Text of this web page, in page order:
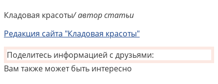
Кладовая красоты/ автор статьи
Редакция сайта "Кладовая красоты"
Поделитесь информацией с друзьями:
Вам также может быть интересно